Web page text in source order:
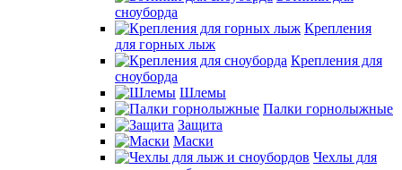
сноуборда
Крепления
для горных лыж
Крепления для
сноуборда
Шлемы
Палки горнолыжные
Защита
Маски
Чехлы для